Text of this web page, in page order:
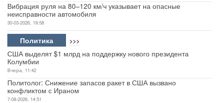
Вибрация руля на 80–120 км/ч указывает на опасные
неисправности автомобиля
30-03-2026, 19:58
Политика >>>
США выделят $1 млрд на поддержку нового президента
Колумбии
Вчера, 11:42
Политолог: Снижение запасов ракет в США вызвано
конфликтом с Ираном
7-08-2026, 14:51